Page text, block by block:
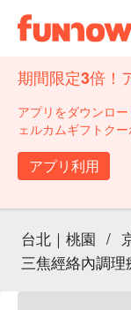
期間限定3倍！
アプリをダウンロ
ェルカムギフトク
アプリ利用
台北｜桃園 /
三焦經絡內調理